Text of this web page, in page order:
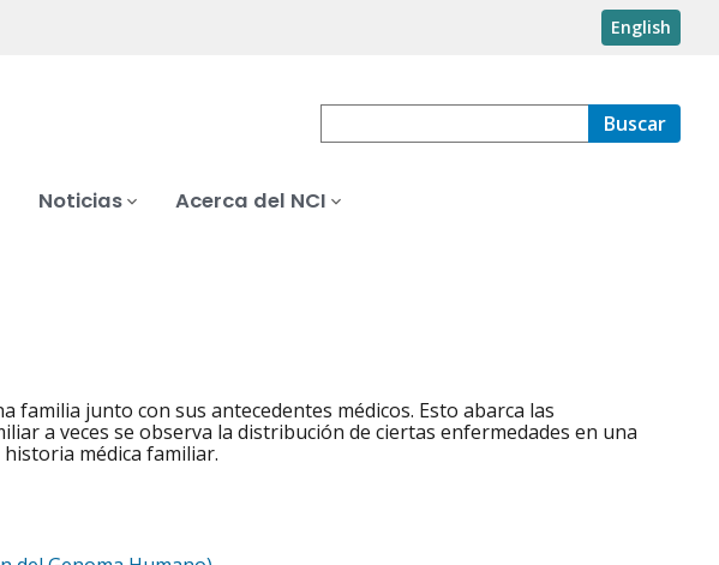
English
Buscar
Noticias Acerca del NCI
familia junto con sus antecedentes médicos. Esto abarca las
a veces se observa la distribución de ciertas enfermedades en una
médica familiar.